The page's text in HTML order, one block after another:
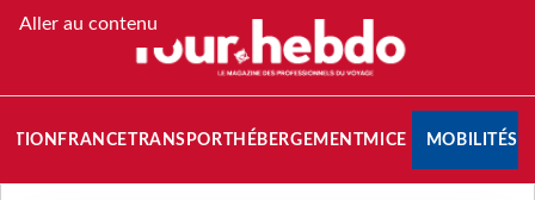
Aller au contenu
FRANCETRANSPORT HÉBERGEMENTMICE MOBILITÉS